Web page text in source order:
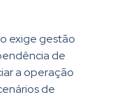
exige gestão
de
a operação
de